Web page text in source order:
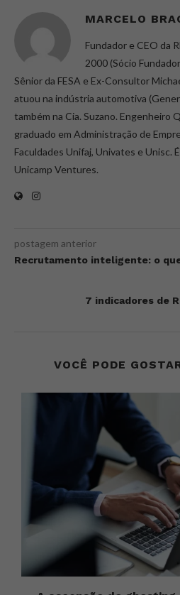
MARCELO
Fundador e CEO da
2000 (Sócio
Sênior da FESA e Ex-Consultor
atuou na indústria automotiva
também na Cia. Suzano. Engenheiro
graduado em Administração de
Faculdades Unifaj, Univates e Unisc.
Unicamp Ventures.
postagem anterior
Recrutamento inteligente: o
7 indicadores de
VOCÊ PODE